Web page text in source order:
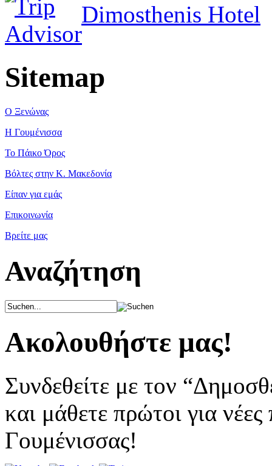
Dimosthenis Hotel
Sitemap
Ο Ξενώνας
Η Γουμένισσα
Το Πάικο Όρος
Βόλτες στην Κ. Μακεδονία
Είπαν για εμάς
Επικοινωνία
Βρείτε μας
Αναζήτηση
Ακολουθήστε μας!
Συνδεθείτε με τον
και μάθετε πρώτοι για
Γουμένισσας!